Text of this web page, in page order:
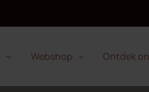
Webshop Ontdek